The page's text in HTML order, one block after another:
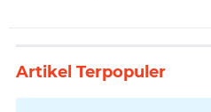
Artikel Terpopuler